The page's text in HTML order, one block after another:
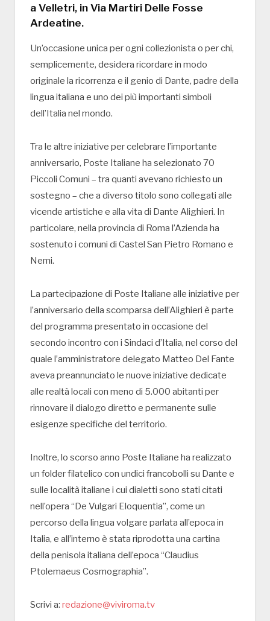
a Velletri, in Via Martiri Delle Fosse
Ardeatine.
Un’occasione unica per ogni collezionista o per chi,
semplicemente, desidera ricordare in modo
originale la ricorrenza e il genio di Dante, padre della
lingua italiana e uno dei più importanti simboli
dell’Italia nel mondo.
Tra le altre iniziative per celebrare l’importante
anniversario, Poste Italiane ha selezionato 70
Piccoli Comuni – tra quanti avevano richiesto un
sostegno – che a diverso titolo sono collegati alle
vicende artistiche e alla vita di Dante Alighieri. In
particolare, nella provincia di Roma l’Azienda ha
sostenuto i comuni di Castel San Pietro Romano e
Nemi.
La partecipazione di Poste Italiane alle iniziative per
l’anniversario della scomparsa dell’Alighieri è parte
del programma presentato in occasione del
secondo incontro con i Sindaci d’Italia, nel corso del
quale l’amministratore delegato Matteo Del Fante
aveva preannunciato le nuove iniziative dedicate
alle realtà locali con meno di 5.000 abitanti per
rinnovare il dialogo diretto e permanente sulle
esigenze specifiche del territorio.
Inoltre, lo scorso anno Poste Italiane ha realizzato
un folder filatelico con undici francobolli su Dante e
sulle località italiane i cui dialetti sono stati citati
nell’opera “De Vulgari Eloquentia”, come un
percorso della lingua volgare parlata all’epoca in
Italia, e all’interno è stata riprodotta una cartina
della penisola italiana dell’epoca “Claudius
Ptolemaeus Cosmographia”.
Scrivi a: redazione@viviroma.tv